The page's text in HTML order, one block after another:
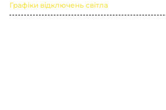
Графіки відключень світла